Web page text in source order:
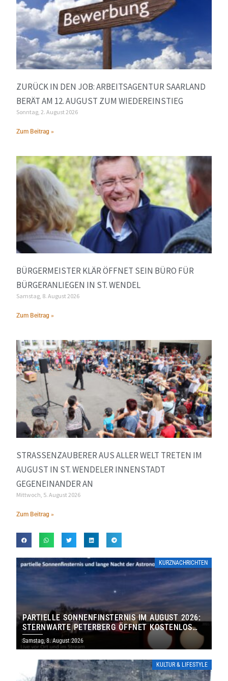
ZURÜCK IN DEN JOB: ARBEITSAGENTUR SAARLAND
BERÄT AM 12. AUGUST ZUM WIEDEREINSTIEG
Sonntag, 2. August 2026
Zum Beitrag »
BÜRGERMEISTER KLÄR ÖFFNET SEIN BÜRO FÜR
BÜRGERANLIEGEN IN ST. WENDEL
Samstag, 8. August 2026
Zum Beitrag »
STRASSENZAUBERER AUS ALLER WELT TRETEN IM A
UGUST IN ST. WENDELER INNENSTADT G
EGENEINANDER AN
Mittwoch, 5. August 2026
Zum Beitrag »
KURZNACHRICHTEN
PARTIELLE SONNENFINSTERNIS IM AUGUST 2026:
STERNWARTE PETERBERG ÖFFNET KOSTENLOS
IHRE TORE
Samstag, 8. August 2026
KULTUR & LIFESTYLE